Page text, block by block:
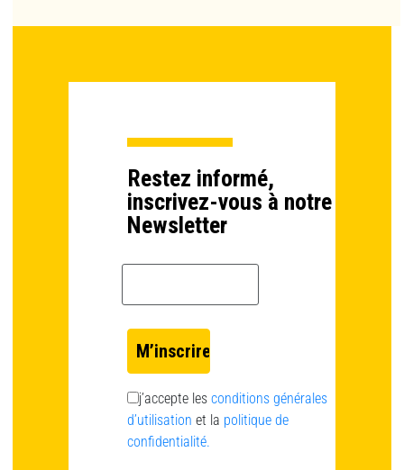
Restez informé,
inscrivez-vous à notre
Newsletter
j’accepte les conditions générales
d’utilisation et la politique de
confidentialité.